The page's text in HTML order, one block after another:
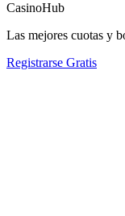
CasinoHub
Las mejores cuotas y
Registrarse Gratis